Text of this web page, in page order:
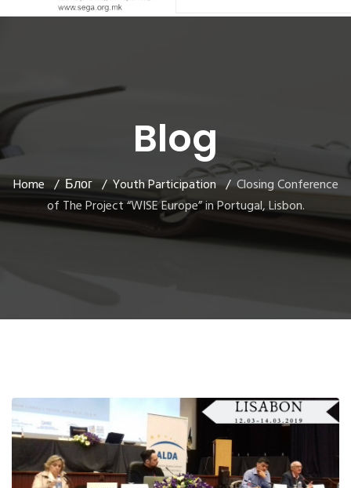
Blog
Home Блог Youth Participation
Closing Conference
of The Project “WISE Europe” in Portugal, Lisbon.